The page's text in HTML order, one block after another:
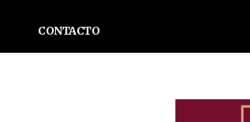
CONTACTO